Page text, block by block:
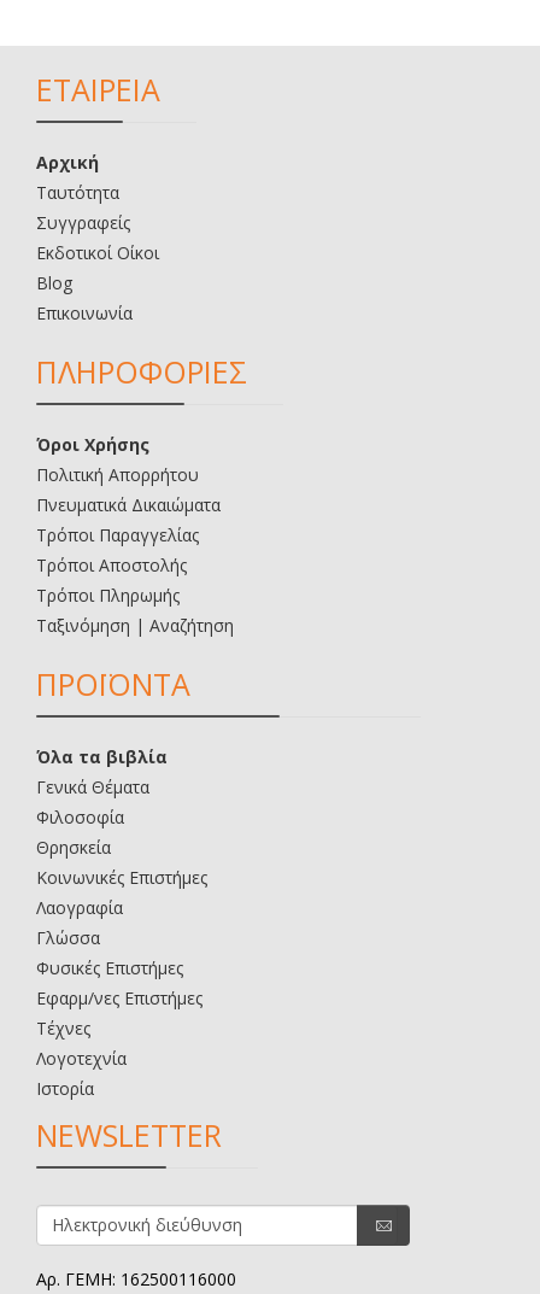
ΕΤΑΙΡΕΙΑ
Αρχική
Ταυτότητα
Συγγραφείς
Εκδοτικοί Οίκοι
Blog
Επικοινωνία
ΠΛΗΡΟΦΟΡΙΕΣ
Όροι Χρήσης
Πολιτική Απορρήτου
Πνευματικά Δικαιώματα
Τρόποι Παραγγελίας
Τρόποι Αποστολής
Τρόποι Πληρωμής
Ταξινόμηση | Αναζήτηση
ΠΡΟΪΟΝΤΑ
Όλα τα βιβλία
Γενικά Θέματα
Φιλοσοφία
Θρησκεία
Κοινωνικές Επιστήμες
Λαογραφία
Γλώσσα
Φυσικές Επιστήμες
Εφαρμ/νες Επιστήμες
Τέχνες
Λογοτεχνία
Ιστορία
NEWSLETTER
Αρ. ΓΕΜΗ: 162500116000